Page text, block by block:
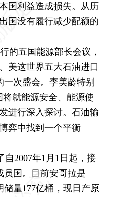
国利益造成损失。从历
国没有履行减少配额的
的五国能源部长会议，
美这世界五大石油进口
一次盛会。李美龄特别
就能源安全、能源使
进行深入探讨。石油输
弈中找到一个平衡
2007年1月1日起，接
员国。目前安哥拉是
储量177亿桶，现日产原